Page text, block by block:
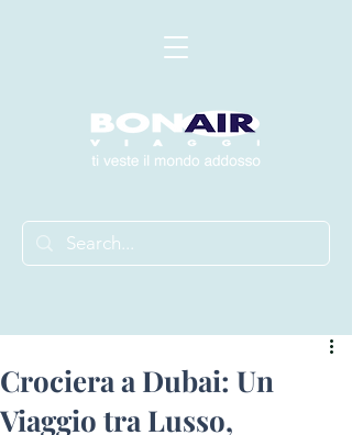
Crociera a Dubai: Un
Viaggio tra Lusso,